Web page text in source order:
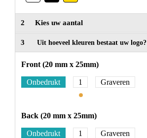
2 Kies uw aantal
3 Uit hoeveel kleuren bestaat uw logo?
Front (20 mm x 25mm)
Onbedrukt 1 Graveren
Back (20 mm x 25mm)
Onbedrukt 1 Graveren